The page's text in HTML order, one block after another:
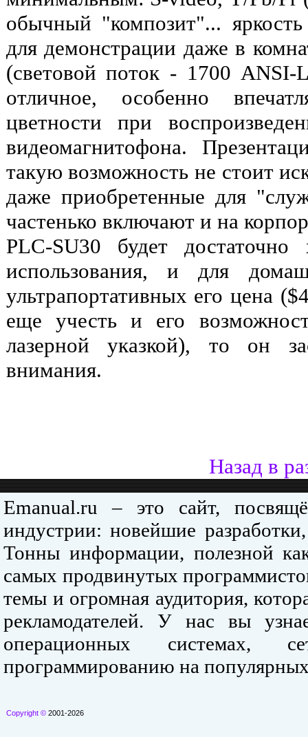
обычный "композит"...
для демонстрации даже в
(световой поток - 1700 ANSI-
отличное, особенно
цветности при
видеомагнитофона.
такую возможность не стоит
даже приобретенные для
частенько включают и на
PLC-SU30 будет
использования, и для
ультрапортативных его цена
еще учесть и его
лазерной указкой), то он
внимания.
Назад в
Emanual.ru – это сайт,
индустрии: новейшие
Тонны информации, полезной
самых продвинутых
темы и огромная аудитория,
рекламодателей. У нас вы
операционных системах,
программированию на
Copyright © 2001-2026